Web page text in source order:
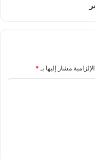
مشار إليها بـ *